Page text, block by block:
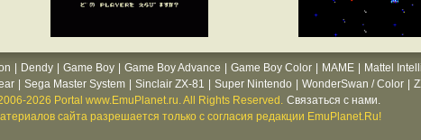
Dendy Game Boy Game Boy Advance Game Boy Color MAME Mattel
Sega Master System Sinclair ZX-81 Super Nintendo WonderSwan / Color
2026 Portal www.EmuPlanet.ru. All Rights Reserved. Связаться с нами.
сайта разрешается только с согласия редакции EmuPlanet.Ru!